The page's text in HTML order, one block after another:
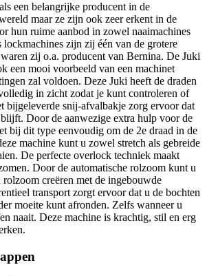
een belangrijke producent in de
maar ze zijn ook zeer erkent in de
hun ruime aanbod in zowel naaimachines
lockmachines zijn zij één van de grotere
zij o.a. producent van Bernina. De Juki
een mooi voorbeeld van een machinet
zal voldoen. Deze Juki heeft de draden
in zicht zodat je kunt controleren of
bijgeleverde snij-afvalbakje zorg ervoor dat
Door de aanwezige extra hulp voor de
bij dit type eenvoudig om de 2e draad in de
machine kunt u zowel stretch als gebreide
De perfecte overlock techniek maakt
Door de automatische rolzoom kunt u
rolzoom creëren met de ingebouwde
transport zorgt ervoor dat u de bochten
moeite kunt afronden. Zelfs wanneer u
naait. Deze machine is krachtig, stil en erg